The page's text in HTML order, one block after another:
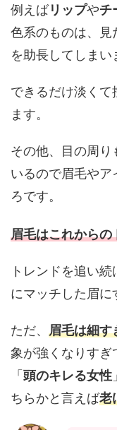
例えばリップやチ
色系のものは、見
を助長してしまい
できるだけ淡くて
ます。
その他、目の周り
いるので眉毛やア
ろです。
眉毛はこれからの
トレンドを追い
にマッチした眉に
ただ、 眉毛は細す
象が強くなりすぎ
「 頭のキレる女性
ちらかと言えば老